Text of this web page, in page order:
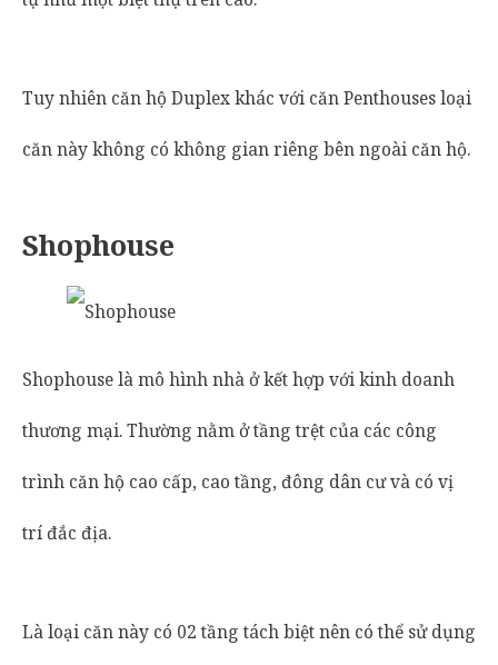
Tuy nhiên căn hộ Duplex khác với căn Penthouses loại
căn này không có không gian riêng bên ngoài căn hộ.
Shophouse
Shophouse là mô hình nhà ở kết hợp với kinh doanh
thương mại. Thường nằm ở tầng trệt của các công
trình căn hộ cao cấp, cao tầng, đông dân cư và có vị
trí đắc địa.
Là loại căn này có 02 tầng tách biệt nên có thể sử dụng